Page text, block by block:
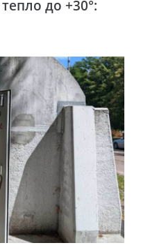
до +30°: